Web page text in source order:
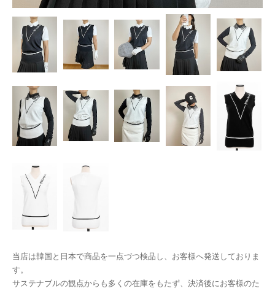
当店は韓国と日本で商品を一点づつ検品し、お客様へ発送しておりま
す。
サステナブルの観点からも多くの在庫をもたず、決済後にお客様のた